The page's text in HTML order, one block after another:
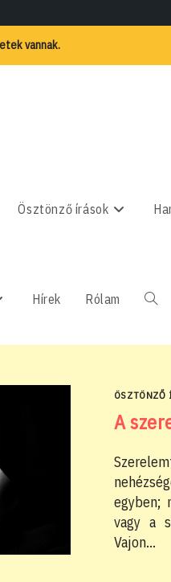
vannak.
Ösztönző írások
Hírek Rólam Toggle
ÖSZTÖNZŐ
A
egyben;
vagy a
Vajon…